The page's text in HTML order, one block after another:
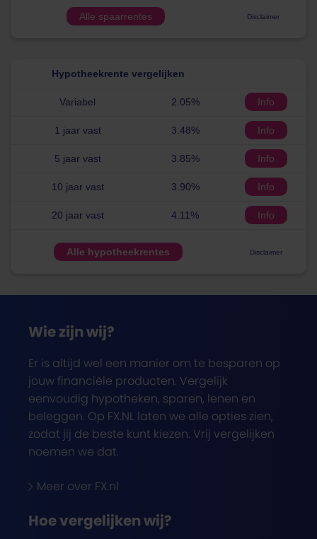
Alle spaarrentes Disclaimer
Hypotheekrente vergelijken
Variabel 2.05% Info
1 jaar vast 3.48% Info
5 jaar vast 3.85% Info
10 jaar vast 3.90% Info
20 jaar vast 4.11% Info
Alle hypotheekrentes Disclaimer
Wie zijn wij?
Er is altijd wel een manier om te besparen op
jouw financiële producten. Vergelijk
eenvoudig hypotheken, sparen, lenen en
beleggen. Op FX.NL laten we alle opties zien,
zodat jij de beste kunt kiezen. Vrij vergelijken
noemen we dat.
Meer over FX.nl
Hoe vergelijken wij?